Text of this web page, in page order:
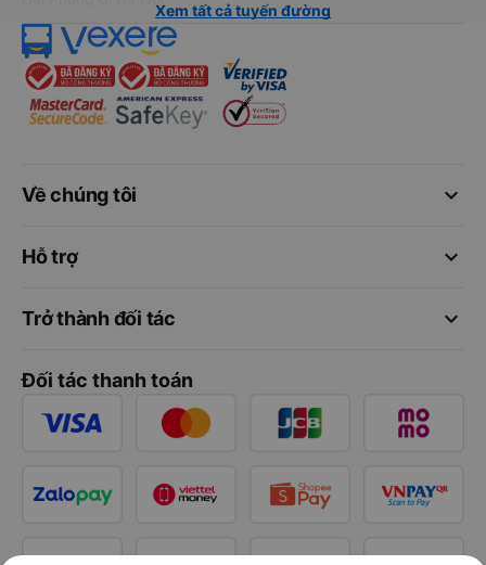
Xem tất cả tuyến đường
keyboard_arrow_down
Về chúng tôi
keyboard_arrow_down
Hỗ trợ
keyboard_arrow_down
Trở thành đối tác
Đối tác thanh toán